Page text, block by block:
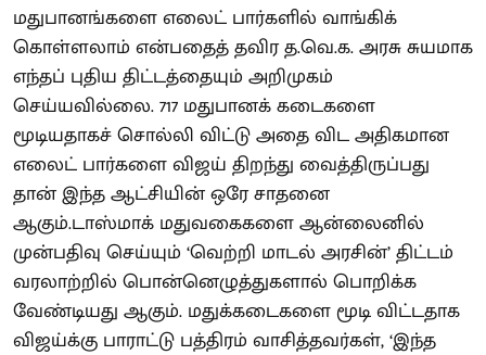
மதுபானங்களை எலைட் பார்களில் வாங்கிக்
கொள்ளலாம் என்பதைத் தவிர த.வெ.க. அரசு சுயமாக
எந்தப் புதிய திட்டத்தையும் அறிமுகம்
செய்யவில்லை. 717 மதுபானக் கடைகளை
மூடியதாகச் சொல்லி விட்டு அதை விட அதிகமான
எலைட் பார்களை விஜய் திறந்து வைத்திருப்பது
தான் இந்த ஆட்சியின் ஒரே சாதனை
ஆகும்.டாஸ்மாக் மதுவகைகளை ஆன்லைனில்
முன்பதிவு செய்யும் ‘வெற்றி மாடல் அரசின்’ திட்டம்
வரலாற்றில் பொன்னெழுத்துகளால் பொறிக்க
வேண்டியது ஆகும். மதுக்கடைகளை மூடி விட்டதாக
விஜய்க்கு பாராட்டு பத்திரம் வாசித்தவர்கள், ‘இந்த